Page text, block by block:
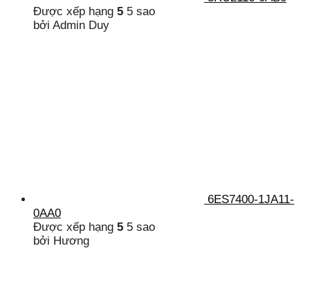
Được xếp hạng 5 5 sao
bởi Admin Duy
6ES7400-1JA11-
0AA0
Được xếp hạng 5 5 sao
bởi Hương